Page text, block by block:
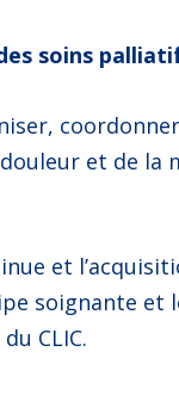
soins
et de la
et
soignante
CLIC.